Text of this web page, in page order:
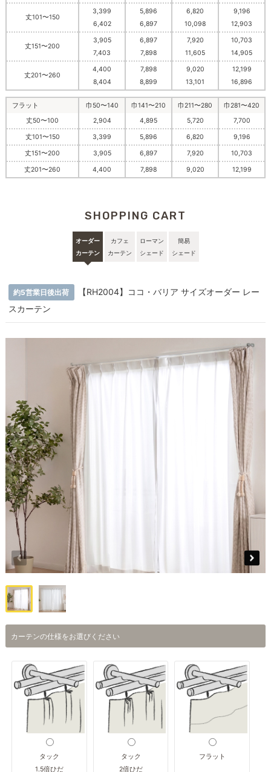
丈101〜150
3,399
6,402
5,896
6,897
6,820
10,098
9,196
12,903
丈151〜200
3,905
7,403
6,897
7,898
7,920
11,605
10,703
14,905
丈201〜260
4,400
8,404
7,898
8,899
9,020
13,101
12,199
16,896
フラット 巾50〜140 巾141〜210 巾211〜280
巾281〜420
丈50〜100
2,904 4,895 5,720 7,700
丈101〜150 3,399 5,896 6,820 9,196
丈151〜200 3,905 6,897 7,920 10,703
丈201〜260 4,400 7,898 9,020 12,199
SHOPPING CART
オーダー
カーテン
カフェ
カーテン
ローマン
シェード
簡易
シェード
約5営業日後出荷
【RH2004】ココ・バリア サイズオーダー レー
スカーテン
カーテンの仕様をお選びください
タック
1.5倍ひだ
タック
2倍ひだ
フラット